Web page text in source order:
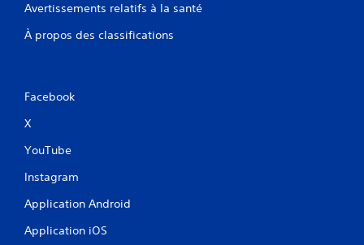
Avertissements relatifs à la santé
À propos des classifications
Facebook
X
YouTube
Instagram
Application Android
Application iOS